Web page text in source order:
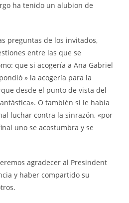
ha tenido un alubion de
preguntas de los invitados,
entre las que se
que si acogería a Ana Gabriel
» la acogería para la
desde el punto de vista del
O también si le había
luchar contra la sinrazón, «por
uno se acostumbra y se
agradecer al Presindent
y haber compartido su